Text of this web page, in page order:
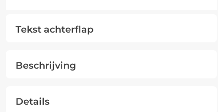
Tekst achterflap
Beschrijving
Details